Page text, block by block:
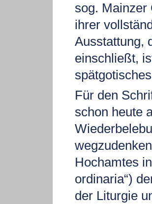
sog. Mainzer
ihrer
Ausstattung,
einschließt,
Für den
schon heute
Hochamtes
ordinaria“)
der Liturgie